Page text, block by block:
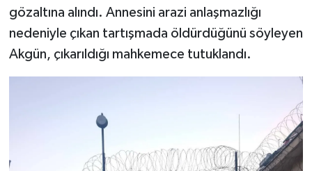
gözaltına alındı. Annesini arazi anlaşmazlığı
nedeniyle çıkan tartışmada öldürdüğünü söyleyen
Akgün, çıkarıldığı mahkemece tutuklandı.